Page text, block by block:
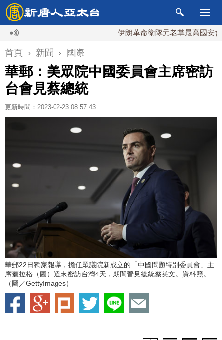
伊朗革命衛隊元老掌最高國安會 內鬥
首頁 › 新聞 › 國際
華郵：美眾院中國委員會主席密訪
台會見蔡總統
更新時間：2023-02-23 08:57:43
華郵22日獨家報導，擔任眾議院新成立的「中國問題特別委員會」主
席蓋拉格（圖）週末密訪台灣4天，期間晉見總統蔡英文。資料照。
（圖／GettyImages）